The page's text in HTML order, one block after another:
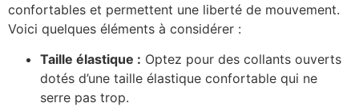
confortables et permettent une liberté de mouvement.
Voici quelques éléments à considérer :
Taille élastique : Optez pour des collants ouverts
dotés d’une taille élastique confortable qui ne
serre pas trop.